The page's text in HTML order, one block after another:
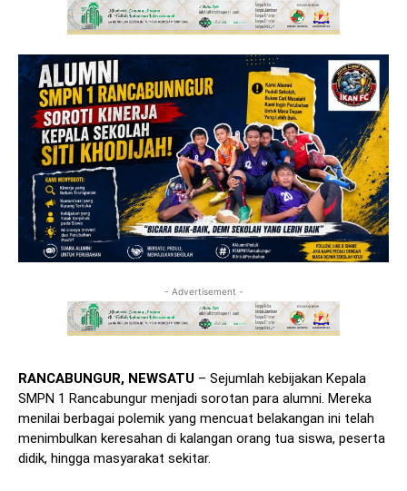
- Advertisement -
RANCABUNGUR, NEWSATU – Sejumlah kebijakan Kepala
SMPN 1 Rancabungur menjadi sorotan para alumni. Mereka
menilai berbagai polemik yang mencuat belakangan ini telah
menimbulkan keresahan di kalangan orang tua siswa, peserta
didik, hingga masyarakat sekitar.